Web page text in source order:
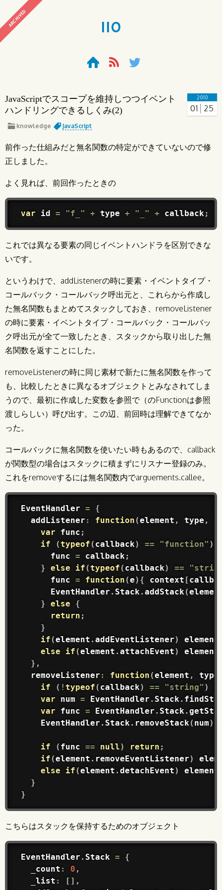
ARCHIVED 110
2010
01 25
JavaScriptでスコープを維持しつつイベント
ハンドリングできるしくみ(2)
knowledge JavaScript
前作った仕組みだと無名関数の特定ができていないので修
正しました。
よく見れば、前回作ったときの
var id = "f_" + type + "_" + callback;
これでは異なる要素の同じイベントハンドラを区別できな
いです。
というわけで、addListenerの時に要素・イベントタイプ・
コールバック・コールバック呼出元と、これらから作成し
た無名関数もまとめてスタックしておき、removeListener
の時に要素・イベントタイプ・コールバック・コールバッ
ク呼出元が全て一致したとき、スタックから取り出した無
名関数を返すことにした。
removeListenerの時に同じ素材で新たに無名関数を作って
も、比較したときに異なるオブジェクトとみなされてしま
うので、最初に作成した変数を参照で（のFunctionは参照
渡しらしい）呼び出す。この辺、前回時は理解できてなか
った。
コールバックに無名関数を使いたい時もあるので、callback
が関数型の場合はスタックに積まずにリスナー登録のみ。
これをremoveするには無名関数内でarguements.callee。
EventHandler =
{
addListener : function (element , type ,
var func ;
if
(typeof ( callback) == "function" )
      func
= callback;
} else if (typeof ( callback) ==
func = function (e) { context [
EventHandler . Stack. addStack(
} else
{
return ;
}
if (element . addEventListener) element
else
if (element . attachEvent) element
} ,
removeListener : function (element , type
if
( ! typeof ( callback) == "string" )
var num = EventHandler . Stack.
var func = EventHandler . Stack.
EventHandler . Stack. removeStack( num)
if ( func == null) return ;
if (element . removeEventListener)
else
if (element . detachEvent) element
}
}
こちらはスタックを保持するためのオブジェクト
EventHandler . Stack =
{
  _count
: 0 ,
  _list
: [ ] ,